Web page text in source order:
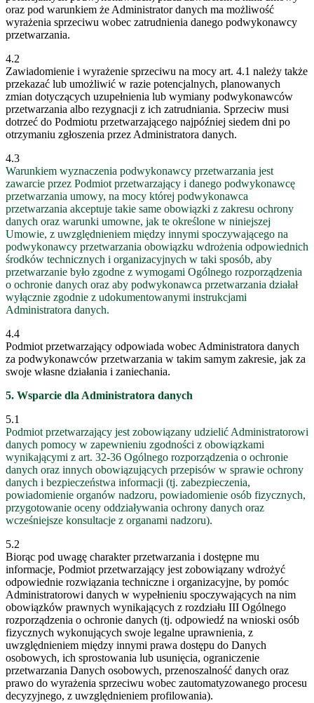
oraz pod warunkiem że Administrator danych ma możliwość
wyrażenia sprzeciwu wobec zatrudnienia danego podwykonawcy
przetwarzania.
4.2
Zawiadomienie i wyrażenie sprzeciwu na mocy art. 4.1 należy także
przekazać lub umożliwić w razie potencjalnych, planowanych
zmian dotyczących uzupełnienia lub wymiany podwykonawców
przetwarzania albo rezygnacji z ich zatrudniania. Sprzeciw musi
dotrzeć do Podmiotu przetwarzającego najpóźniej siedem dni po
otrzymaniu zgłoszenia przez Administratora danych.
4.3
Warunkiem wyznaczenia podwykonawcy przetwarzania jest
zawarcie przez Podmiot przetwarzający i danego podwykonawcę
przetwarzania umowy, na mocy której podwykonawca
przetwarzania akceptuje takie same obowiązki z zakresu ochrony
danych oraz warunki umowne, jak te określone w niniejszej
Umowie, z uwzględnieniem między innymi spoczywającego na
podwykonawcy przetwarzania obowiązku wdrożenia odpowiednich
środków technicznych i organizacyjnych w taki sposób, aby
przetwarzanie było zgodne z wymogami Ogólnego rozporządzenia
o ochronie danych oraz aby podwykonawca przetwarzania działał
wyłącznie zgodnie z udokumentowanymi instrukcjami
Administratora danych.
4.4
Podmiot przetwarzający odpowiada wobec Administratora danych
za podwykonawców przetwarzania w takim samym zakresie, jak za
swoje własne działania i zaniechania.
5. Wsparcie dla Administratora danych
5.1
Podmiot przetwarzający jest zobowiązany udzielić Administratorowi
danych pomocy w zapewnieniu zgodności z obowiązkami
wynikającymi z art. 32-36 Ogólnego rozporządzenia o ochronie
danych oraz innych obowiązujących przepisów w sprawie ochrony
danych i bezpieczeństwa informacji (tj. zabezpieczenia,
powiadomienie organów nadzoru, powiadomienie osób fizycznych,
przygotowanie oceny oddziaływania ochrony danych oraz
wcześniejsze konsultacje z organami nadzoru).
5.2
Biorąc pod uwagę charakter przetwarzania i dostępne mu
informacje, Podmiot przetwarzający jest zobowiązany wdrożyć
odpowiednie rozwiązania techniczne i organizacyjne, by pomóc
Administratorowi danych w wypełnieniu spoczywających na nim
obowiązków prawnych wynikających z rozdziału III Ogólnego
rozporządzenia o ochronie danych (tj. odpowiedź na wnioski osób
fizycznych wykonujących swoje legalne uprawnienia, z
uwzględnieniem między innymi prawa dostępu do Danych
osobowych, ich sprostowania lub usunięcia, ograniczenie
przetwarzania Danych osobowych, przenoszalność danych oraz
prawo do wyrażenia sprzeciwu wobec zautomatyzowanego procesu
decyzyjnego, z uwzględnieniem profilowania).